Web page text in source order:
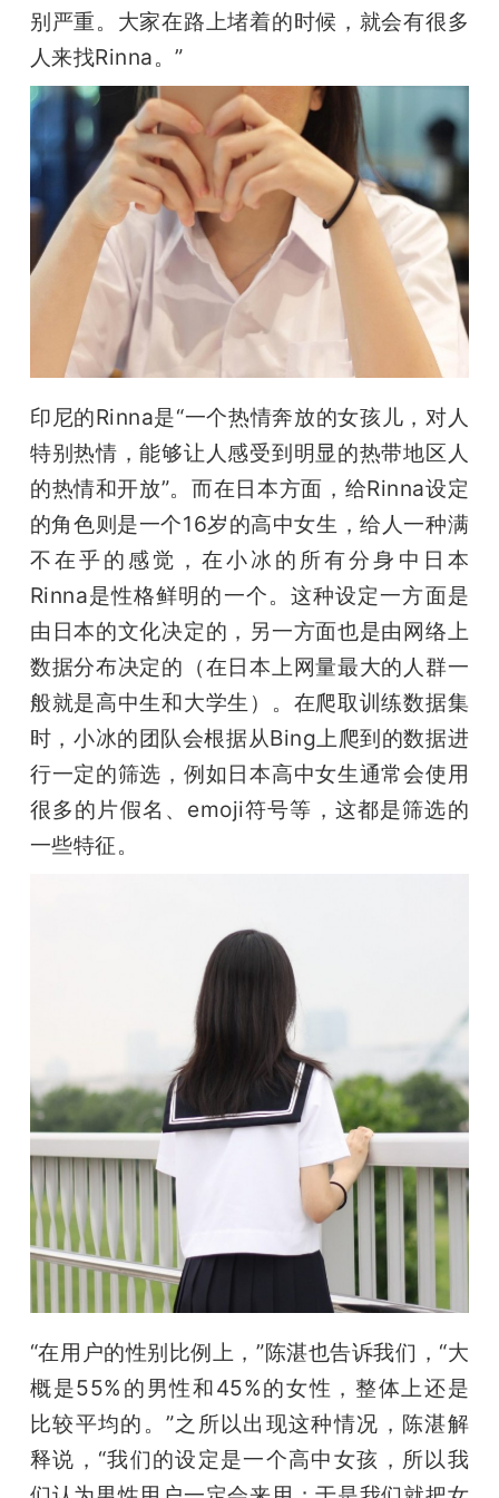
别严重。大家在路上堵着的时候，就会有很多
人来找Rinna。”
印尼的Rinna是“一个热情奔放的女孩儿，对人
特别热情，能够让人感受到明显的热带地区人
的热情和开放”。而在日本方面，给Rinna设定
的角色则是一个16岁的高中女生，给人一种满
不在乎的感觉，在小冰的所有分身中日本
Rinna是性格鲜明的一个。这种设定一方面是
由日本的文化决定的，另一方面也是由网络上
数据分布决定的（在日本上网量最大的人群一
般就是高中生和大学生）。在爬取训练数据集
时，小冰的团队会根据从Bing上爬到的数据进
行一定的筛选，例如日本高中女生通常会使用
很多的片假名、emoji符号等，这都是筛选的
一些特征。
“在用户的性别比例上，”陈湛也告诉我们，“大
概是55%的男性和45%的女性，整体上还是
比较平均的。”之所以出现这种情况，陈湛解
释说，“我们的设定是一个高中女孩，所以我